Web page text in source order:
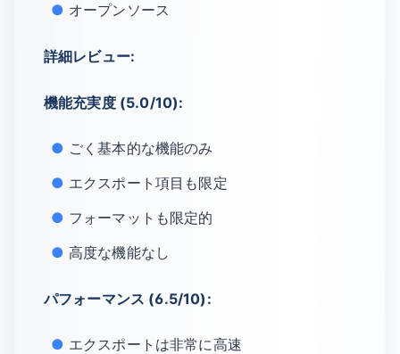
オープンソース
詳細レビュー:
機能充実度 (5.0/10):
ごく基本的な機能のみ
エクスポート項目も限定
フォーマットも限定的
高度な機能なし
パフォーマンス (6.5/10):
エクスポートは非常に高速